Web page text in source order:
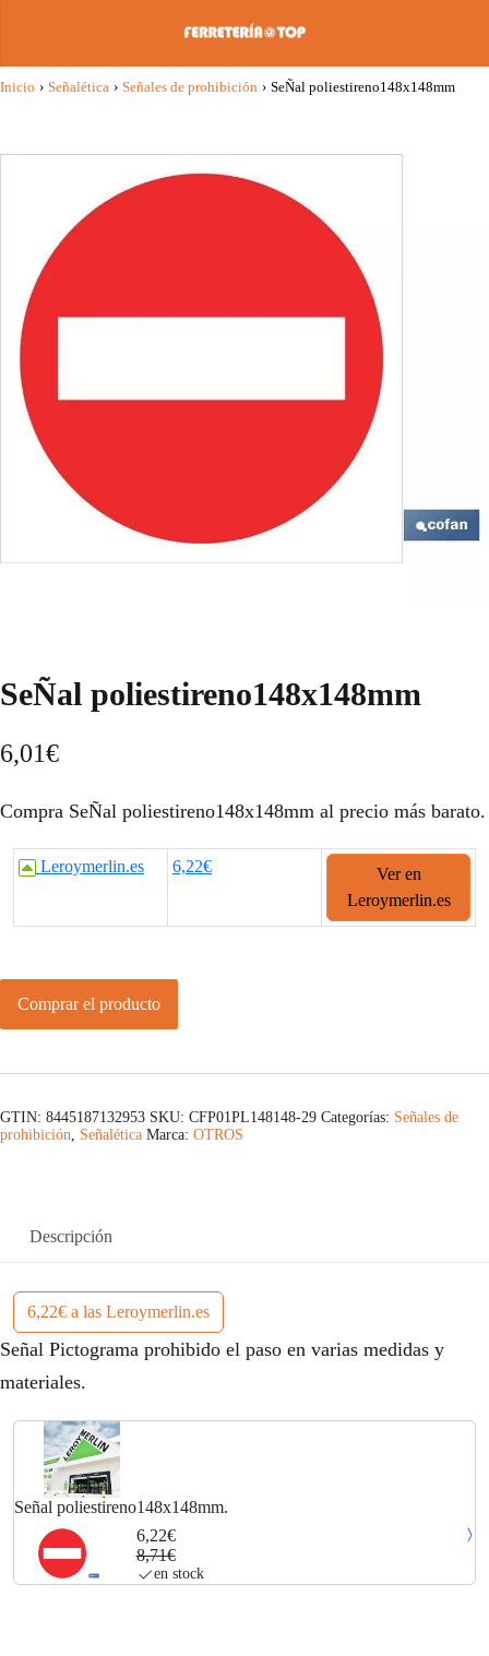
Inicio › Señalética › Señales de prohibición › SeÑal poliestireno148x148mm
SeÑal poliestireno148x148mm
6,01€
Compra SeÑal poliestireno148x148mm al precio más barato.
Leroymerlin.es 6,22€
Ver en
Leroymerlin.es
Comprar el producto
GTIN: 8445187132953 SKU: CFP01PL148148-29 Categorías: Señales de
prohibición, Señalética Marca: OTROS
Descripción
6,22€ a las Leroymerlin.es
Señal Pictograma prohibido el paso en varias medidas y
materiales.
Señal poliestireno148x148mm.
6,22€
8,71€
en stock